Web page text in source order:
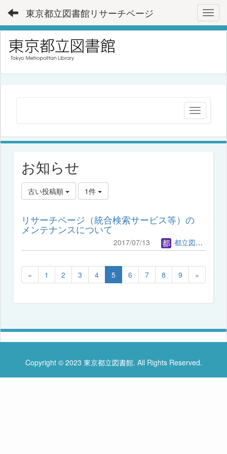
東京都立図書館リサーチページ
お知らせ
古い投稿順 1件
リサーチページ（統合検索サービス等）の
メンテナンスについて
2017/07/13 都立図書館管理者
« 1 2 3 4 5 6 7 8 9 »
Copyright © 2023 東京都立図書館. All Rights Reserved.